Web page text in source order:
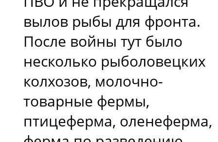
вылов рыбы для фронта.
После войны тут было
несколько рыболовецких
колхозов, молочно-
товарные фермы,
птицеферма, оленеферма,